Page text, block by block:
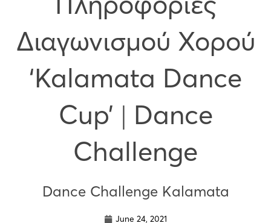
Διαγωνισμού Χορού
‘Kalamata Dance
Cup’ | Dance
Challenge
Dance Challenge Kalamata
June 24, 2021